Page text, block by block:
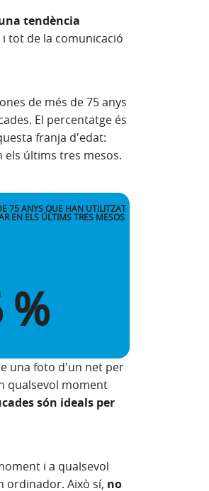
tendència
i tot de la comunicació
de més de 75 anys
El percentatge és
franja d'edat:
els últims tres mesos.
75 ANYS QUE HAN UTILITZAT
EN ELS ÚLTIMS TRES MESOS
%
una foto d'un net per
qualsevol moment
són ideals per
i a qualsevol
ordinador. Això sí, no